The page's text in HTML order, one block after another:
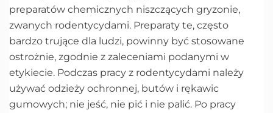
preparatów chemicznych niszczących gryzonie,
zwanych rodentycydami. Preparaty te, często
bardzo trujące dla ludzi, powinny być stosowane
ostrożnie, zgodnie z zaleceniami podanymi w
etykiecie. Podczas pracy z rodentycydami należy
używać odzieży ochronnej, butów i rękawic
gumowych; nie jeść, nie pić i nie palić. Po pracy